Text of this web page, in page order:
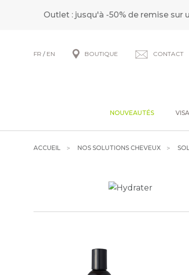
Outlet : jusqu'à -50% de remise
FR / EN BOUTIQUE CONTACT
NOUVEAUTÉS
ACCUEIL NOS SOLUTIONS CHEVEUX